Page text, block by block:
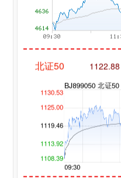
北证50
创业板指